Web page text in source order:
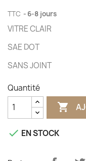
TTC 6-8 jours
VITRE CLAIR
SAE DOT
SANS JOINT
Quantité

 EN STOCK